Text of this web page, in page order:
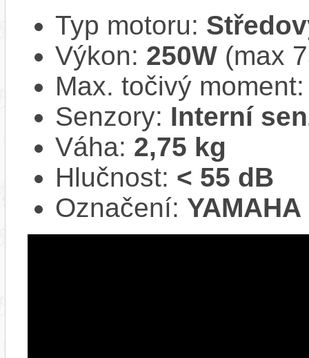
Typ motoru:
Výkon: 250W (max
Max. točivý
Senzory: Interní
Váha: 2,75 kg
Hlučnost: < 55 dB
Označení: YAMAHA